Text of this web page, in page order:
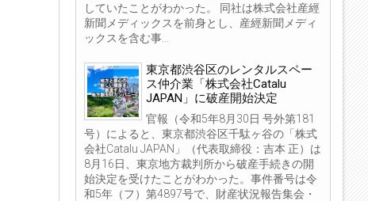
していたことがわかった。 同社は株式会社産經
新聞メディックスを前身とし、産經新聞メディ
ックスを含む事...
東京都渋谷区のレンタルスペー
ス仲介業「株式会社Catalu
JAPAN」に破産開始決定
官報（令和5年8月30日 号外第181
号）によると、東京都渋谷区千駄ヶ谷の「株式
会社Catalu JAPAN」（代表取締役：吉本 正）は
8月16日、東京地方裁判所から破産手続きの開
始決定を受けたことがわかった。事件番号は令
和5年（フ）第4897号で、財産状況報告集会・